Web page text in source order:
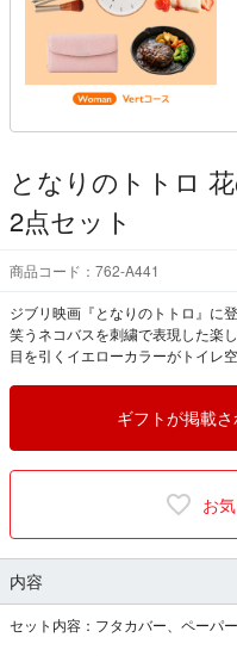
となりのトトロ
2点セット
商品コード：762-A441
ジブリ映画『となりのトトロ』に
笑うネコバスを刺繍で表現した楽し
目を引くイエローカラーがトイレ
ギフトが掲載
お
内容
セット内容：フタカバー、ペーパ